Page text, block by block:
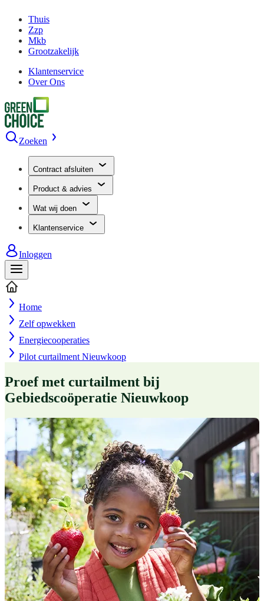
Thuis
Zzp
Mkb
Grootzakelijk
Klantenservice
Over Ons
Zoeken
Contract afsluiten
Product & advies
Wat wij doen
Klantenservice
Inloggen
Home
Zelf opwekken
Energiecooperaties
Pilot curtailment Nieuwkoop
Proef met curtailment bij
Gebiedscoöperatie Nieuwkoop